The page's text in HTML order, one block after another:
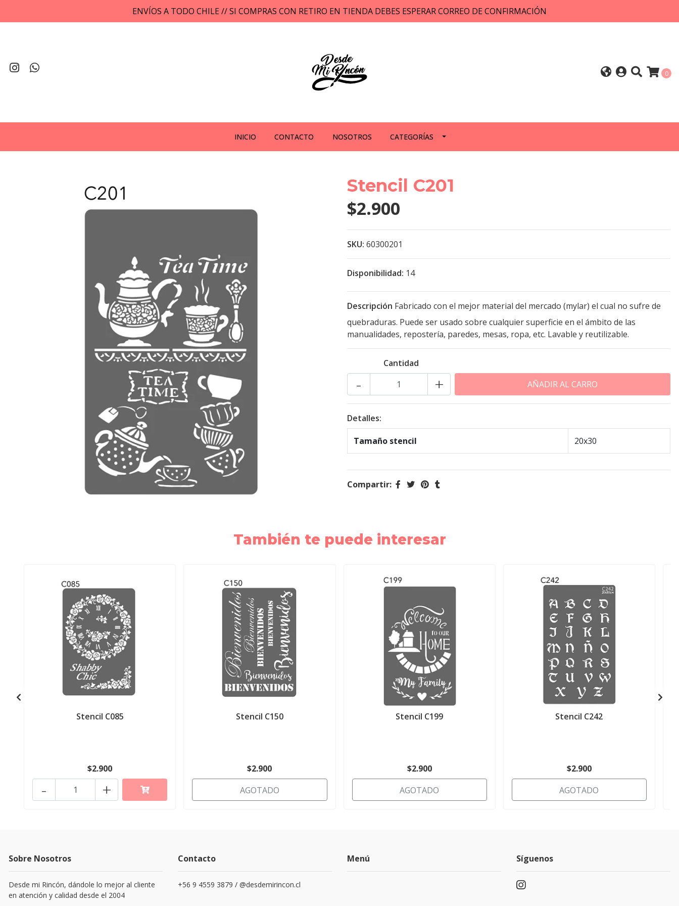
ENVÍOS A TODO CHILE // SI COMPRAS CON RETIRO EN TIENDA DEBES ESPERAR CORREO DE CONFIRMACIÓN
0
INICIO CONTACTO NOSOTROS CATEGORÍAS
Stencil C201
$2.900
SKU: 60300201
Disponibilidad: 14
Descripción Fabricado con el mejor material del mercado (mylar) el cual no sufre de
quebraduras. Puede ser usado sobre cualquier superficie en el ámbito de las
manualidades, repostería, paredes, mesas, ropa, etc. Lavable y reutilizable.
Cantidad
+
-
Detalles:
Tamaño stencil 20x30
Compartir:
También te puede interesar
Stencil C085
$2.900
+
-
Stencil C150
$2.900
AGOTADO
Stencil C199
$2.900
AGOTADO
Stencil C242
$2.900
AGOTADO
Sobre Nosotros
Desde mi Rincón, dándole lo mejor al cliente
en atención y calidad desde el 2004
Contacto
+56 9 4559 3879 / @desdemirincon.cl
Menú Síguenos